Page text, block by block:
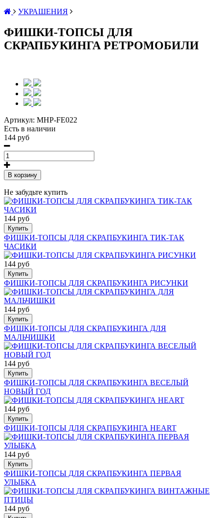
УКРАШЕНИЯ
ФИШКИ-ТОПСЫ ДЛЯ
СКРАПБУКИНГА РЕТРОМОБИЛИ
Артикул: MHP-FE022
Есть в наличии
144 руб
В корзину
Не забудьте купить
144 руб
Купить
ФИШКИ-ТОПСЫ ДЛЯ СКРАПБУКИНГА ТИК-ТАК
ЧАСИКИ
144 руб
Купить
ФИШКИ-ТОПСЫ ДЛЯ СКРАПБУКИНГА РИСУНКИ
144 руб
Купить
ФИШКИ-ТОПСЫ ДЛЯ СКРАПБУКИНГА ДЛЯ
МАЛЬЧИШКИ
144 руб
Купить
ФИШКИ-ТОПСЫ ДЛЯ СКРАПБУКИНГА ВЕСЕЛЫЙ
НОВЫЙ ГОД
144 руб
Купить
ФИШКИ-ТОПСЫ ДЛЯ СКРАПБУКИНГА HEART
144 руб
Купить
ФИШКИ-ТОПСЫ ДЛЯ СКРАПБУКИНГА ПЕРВАЯ
УЛЫБКА
144 руб